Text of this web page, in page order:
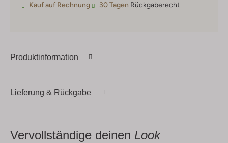
Kauf auf Rechnung 30 Tagen Rückgaberecht
Produktinformation
Lieferung & Rückgabe
Vervollständige deinen Look